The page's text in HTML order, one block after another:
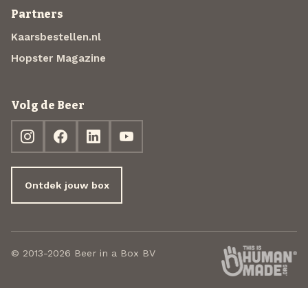
Partners
Kaarsbestellen.nl
Hopster Magazine
Volg de Beer
Ontdek jouw box
© 2013-2026 Beer in a Box BV